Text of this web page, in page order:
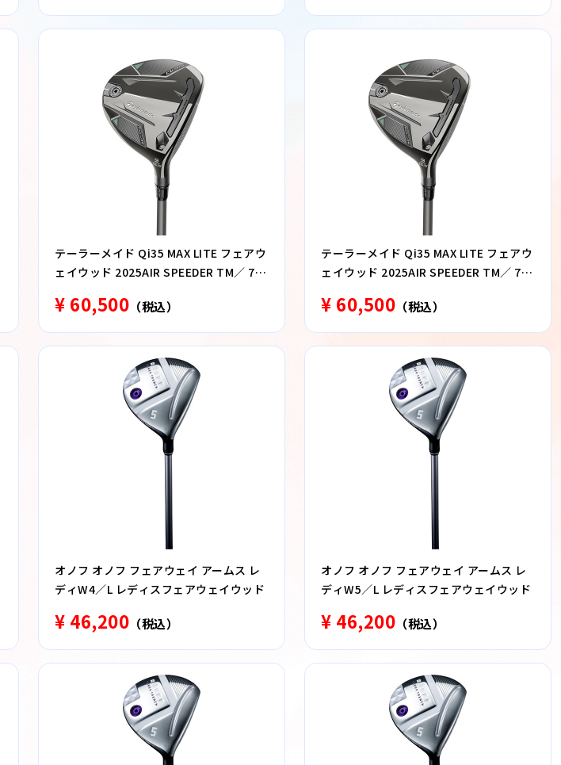
テーラーメイド Qi35 MAX LITE フェアウ
ェイウッド 2025AIR SPEEDER TM／ 7番
¥ 60,500 （税込）
テーラーメイド Qi35 MAX LITE フェアウ
ェイウッド 2025AIR SPEEDER TM／ 7番
¥ 60,500 （税込）
オノフ オノフ フェアウェイ アームス レ
ディW4／L レディスフェアウェイウッド
¥ 46,200 （税込）
オノフ オノフ フェアウェイ アームス レ
ディW5／L レディスフェアウェイウッド
¥ 46,200 （税込）